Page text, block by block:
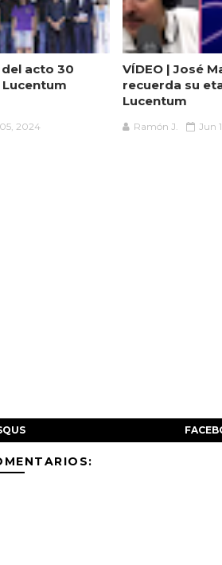
acto 30
2024
VÍDEO | José
recuerda su
Lucentum
Ramón J. Jun